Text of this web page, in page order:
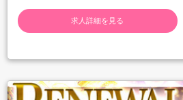
求人詳細を見る